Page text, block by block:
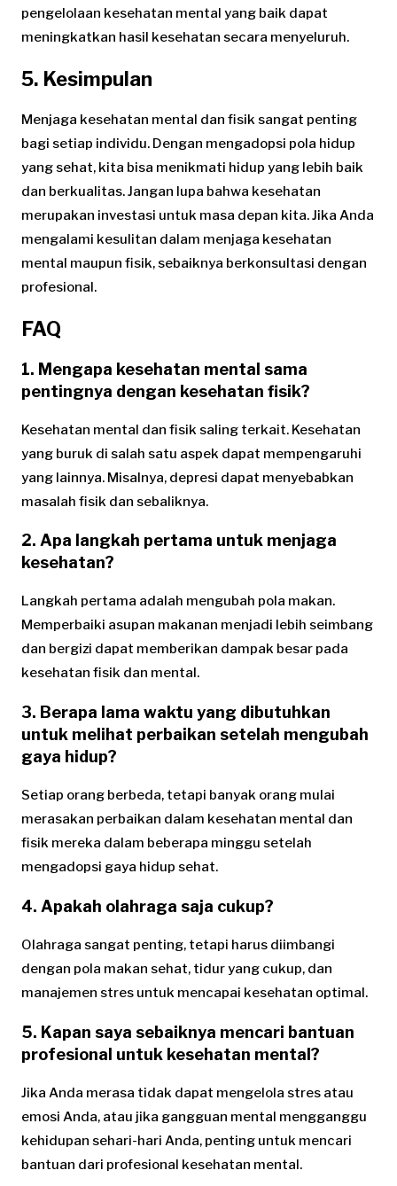
pengelolaan kesehatan mental yang baik dapat
meningkatkan hasil kesehatan secara menyeluruh.
5. Kesimpulan
Menjaga kesehatan mental dan fisik sangat penting
bagi setiap individu. Dengan mengadopsi pola hidup
yang sehat, kita bisa menikmati hidup yang lebih baik
dan berkualitas. Jangan lupa bahwa kesehatan
merupakan investasi untuk masa depan kita. Jika Anda
mengalami kesulitan dalam menjaga kesehatan
mental maupun fisik, sebaiknya berkonsultasi dengan
profesional.
FAQ
1. Mengapa kesehatan mental sama
pentingnya dengan kesehatan fisik?
Kesehatan mental dan fisik saling terkait. Kesehatan
yang buruk di salah satu aspek dapat mempengaruhi
yang lainnya. Misalnya, depresi dapat menyebabkan
masalah fisik dan sebaliknya.
2. Apa langkah pertama untuk menjaga
kesehatan?
Langkah pertama adalah mengubah pola makan.
Memperbaiki asupan makanan menjadi lebih seimbang
dan bergizi dapat memberikan dampak besar pada
kesehatan fisik dan mental.
3. Berapa lama waktu yang dibutuhkan
untuk melihat perbaikan setelah mengubah
gaya hidup?
Setiap orang berbeda, tetapi banyak orang mulai
merasakan perbaikan dalam kesehatan mental dan
fisik mereka dalam beberapa minggu setelah
mengadopsi gaya hidup sehat.
4. Apakah olahraga saja cukup?
Olahraga sangat penting, tetapi harus diimbangi
dengan pola makan sehat, tidur yang cukup, dan
manajemen stres untuk mencapai kesehatan optimal.
5. Kapan saya sebaiknya mencari bantuan
profesional untuk kesehatan mental?
Jika Anda merasa tidak dapat mengelola stres atau
emosi Anda, atau jika gangguan mental mengganggu
kehidupan sehari-hari Anda, penting untuk mencari
bantuan dari profesional kesehatan mental.